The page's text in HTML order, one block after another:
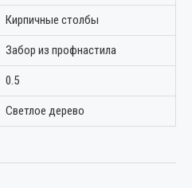
Кирпичные столбы
Забор из профнастила
0.5
Светлое дерево